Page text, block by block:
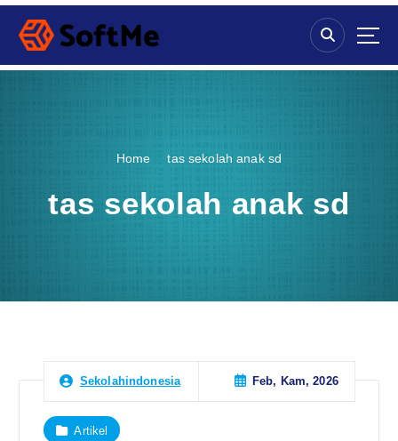
S
p
Home tas sekolah anak sd
tas sekolah anak sd
Sekolahindonesia Feb, Kam, 2026
Artikel